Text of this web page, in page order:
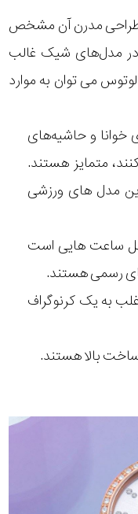
طراحی مدرن آن مشخص
مدل‌های شیک غالب
می توان به موارد
و حاشیه‌های
متمایز هستند.
مدل های ورزشی
ساعت هایی است
رسمی هستند.
به یک کرنوگراف
بالا هستند.